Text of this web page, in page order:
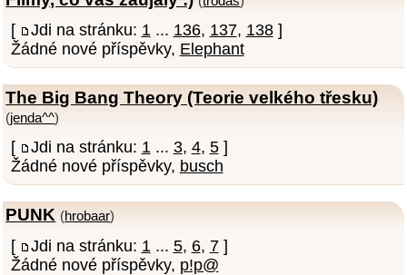
[ Jdi na stránku: 1... 136, 137, 138]
Žádné nové příspěvky, Elephant
The Big Bang Theory (Teorie velkého třesku)
(jenda^^)
[ Jdi na stránku: 1... 3, 4, 5]
Žádné nové příspěvky, busch
PUNK (hrobaar)
[ Jdi na stránku: 1 ... 5, 6, 7]
Žádné nové příspěvky, p!p@